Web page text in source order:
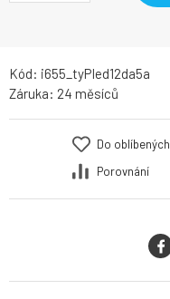
Kód: i655_tyPIed12da5a
Záruka: 24 měsíců
Do oblíbených
Porovnání